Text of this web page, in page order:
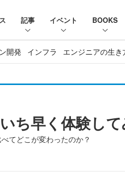
記事 イベント BOOKS
開発 インフラ エンジニアの生き
ち早く体験し
てどこが変わったのか？